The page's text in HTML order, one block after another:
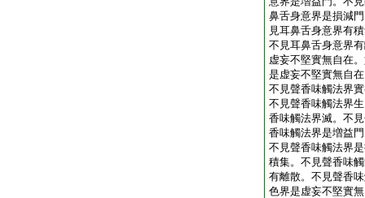
鼻舌身意界是損減
見耳鼻舌身意界有
不見耳鼻舌身意界
虚妄不堅實無自在
是虚妄不堅實無自
不見聲香味觸法界
不見聲香味觸法界
香味觸法界滅。不
香味觸法界是増益
不見聲香味觸法界
積集。不見聲香味
有離散。不見聲香
色界是虚妄不堅實